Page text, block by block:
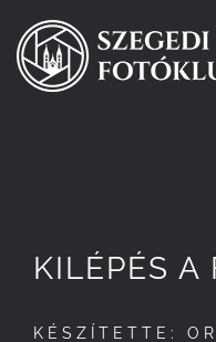
Kihagyás
Pályázatok
KILÉPÉS A
KÉSZÍTETTE: